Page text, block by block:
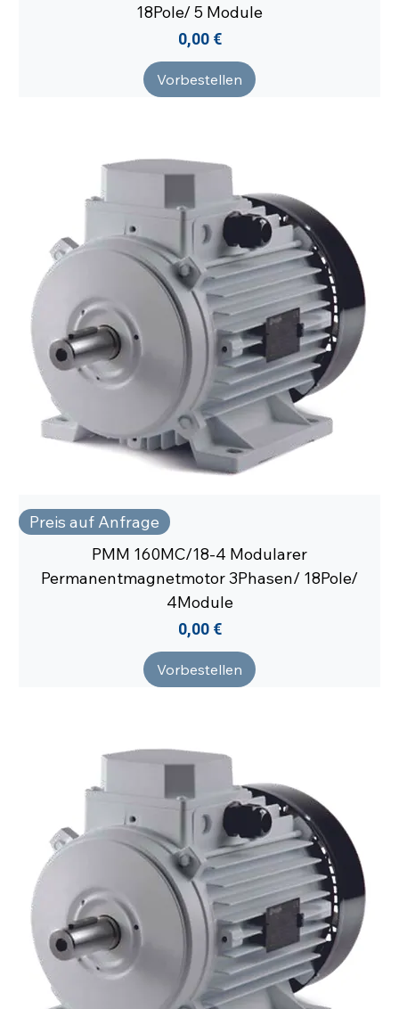
18Pole/ 5 Module
Preis
0,00 €
Vorbestellen
Preis auf Anfrage
PMM 160MC/18-4 Modularer
Permanentmagnetmotor 3Phasen/ 18Pole/
4Module
Preis
0,00 €
Vorbestellen